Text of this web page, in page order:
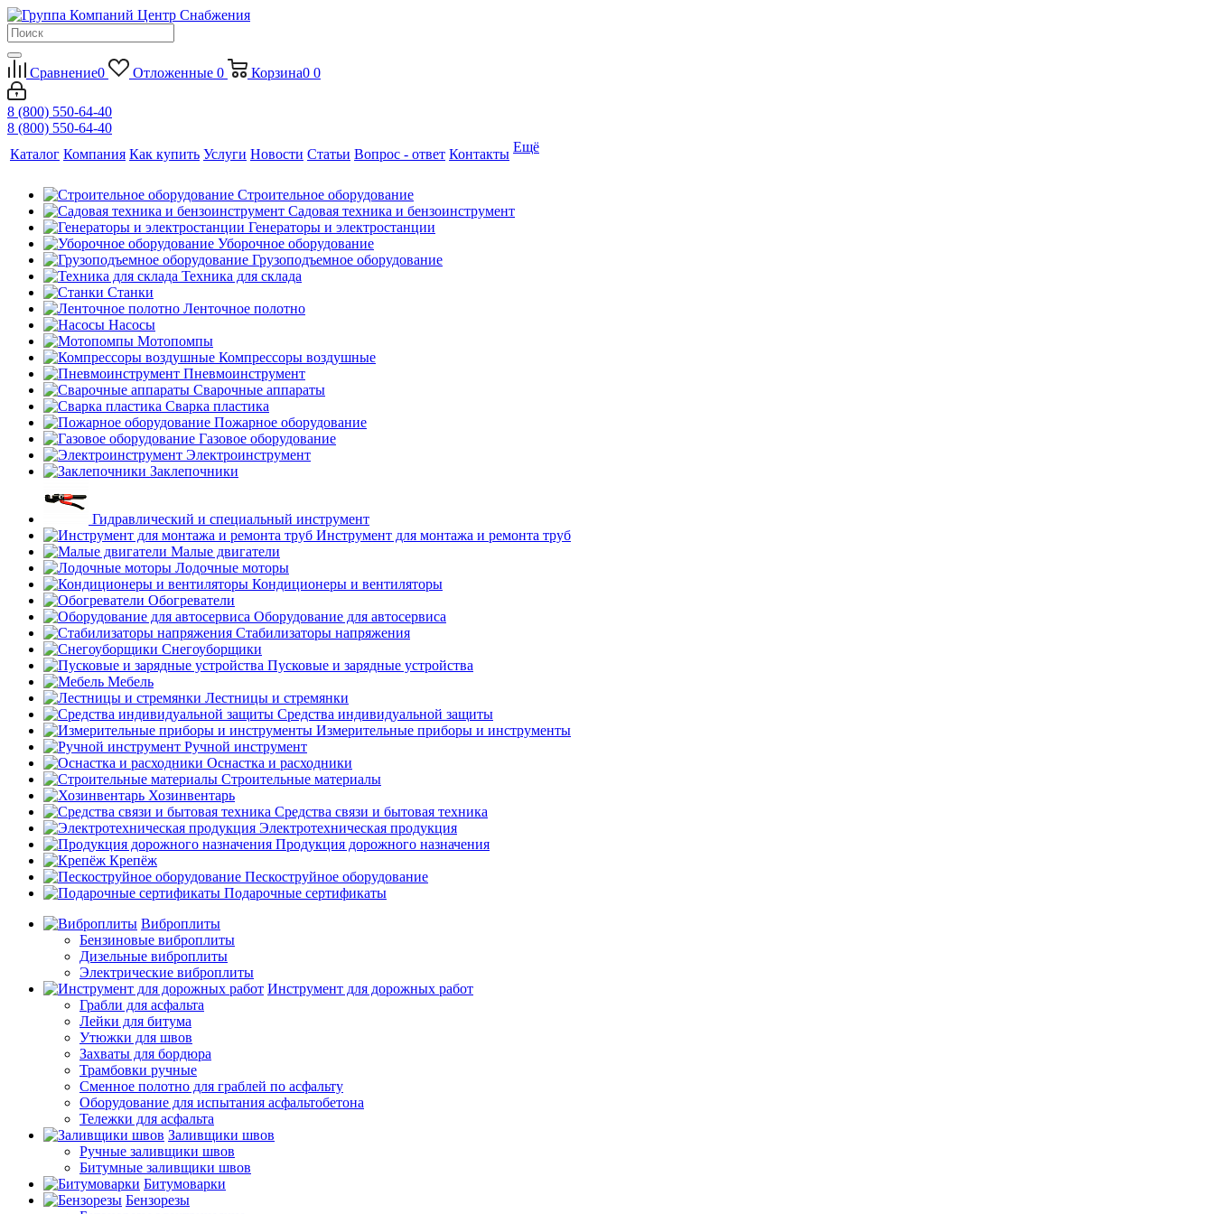
Сравнение0 Отложенные 0 Корзина0 0
8 (800) 550-64-40
8 (800) 550-64-40
Каталог Компания Как купить Услуги Новости Статьи Вопрос - ответ Контакты Ещё
Строительное оборудование
Садовая техника и бензоинструмент
Генераторы и электростанции
Уборочное оборудование
Грузоподъемное оборудование
Техника для склада
Станки
Ленточное полотно
Насосы
Мотопомпы
Компрессоры воздушные
Пневмоинструмент
Сварочные аппараты
Сварка пластика
Пожарное оборудование
Газовое оборудование
Электроинструмент
Заклепочники
Гидравлический и специальный инструмент
Инструмент для монтажа и ремонта труб
Малые двигатели
Лодочные моторы
Кондиционеры и вентиляторы
Обогреватели
Оборудование для автосервиса
Стабилизаторы напряжения
Снегоуборщики
Пусковые и зарядные устройства
Мебель
Лестницы и стремянки
Средства индивидуальной защиты
Измерительные приборы и инструменты
Ручной инструмент
Оснастка и расходники
Строительные материалы
Хозинвентарь
Средства связи и бытовая техника
Электротехническая продукция
Продукция дорожного назначения
Крепёж
Пескоструйное оборудование
Подарочные сертификаты
Виброплиты
Бензиновые виброплиты
Дизельные виброплиты
Электрические виброплиты
Инструмент для дорожных работ
Грабли для асфальта
Лейки для битума
Утюжки для швов
Захваты для бордюра
Трамбовки ручные
Сменное полотно для граблей по асфальту
Оборудование для испытания асфальтобетона
Тележки для асфальта
Заливщики швов
Ручные заливщики швов
Битумные заливщики швов
Битумоварки
Бензорезы